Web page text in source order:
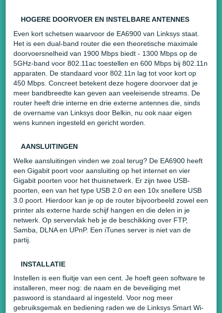
HOGERE DOORVOER EN INSTELBARE ANTENNES
Even kort schetsen waarvoor de EA6900 van Linksys staat.
Het is een dual-band router die een theoretische maximale
doorvoersnelheid van 1900 Mbps biedt - 1300 Mbps op de
5GHz-band voor 802.11ac toestellen en 600 Mbps bij 802.11n
apparaten. De standaard voor 802.11n lag tot voor kort op
450 Mbps. Concreet betekent deze hogere doorvoer dat je
meer bandbreedte kan geven aan veeleisende streams. De
router heeft drie interne en drie externe antennes die, sinds
de overname van Linksys door Belkin, nu ook naar eigen
wens kunnen ingesteld en gericht worden.
AANSLUITINGEN
Welke aansluitingen vinden we zoal terug? De EA6900 heeft
een Gigabit poort voor aansluiting op het internet en vier
Gigabit poorten voor het thuisnetwerk. Er zijn twee USB-
poorten, een van het type USB 2.0 en een 10x snellere USB
3.0 poort. Hierdoor kan je op de router bijvoorbeeld zowel een
printer als externe harde schijf hangen en die delen in je
netwerk. Op servervlak heb je de beschikking over FTP,
Samba, DLNA en UPnP. Een iTunes server is niet van de
partij.
INSTALLATIE
Instellen is een fluitje van een cent. Je hoeft geen software te
installeren, meer nog: de naam en de beveiliging met
paswoord is standaard al ingesteld. Voor nog meer
gebruiksgemak en bediening raden we de Linksys Smart Wi-